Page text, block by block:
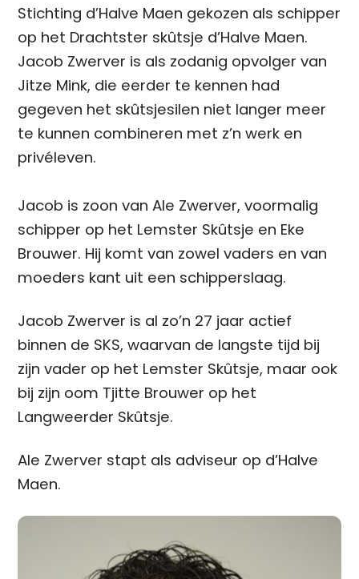
Stichting d’Halve Maen gekozen als schipper
op het Drachtster skûtsje d’Halve Maen.
Jacob Zwerver is als zodanig opvolger van
Jitze Mink, die eerder te kennen had
gegeven het skûtsjesilen niet langer meer
te kunnen combineren met z’n werk en
privéleven.
Jacob is zoon van Ale Zwerver, voormalig
schipper op het Lemster Skûtsje en Eke
Brouwer. Hij komt van zowel vaders en van
moeders kant uit een schipperslaag.
Jacob Zwerver is al zo’n 27 jaar actief
binnen de SKS, waarvan de langste tijd bij
zijn vader op het Lemster Skûtsje, maar ook
bij zijn oom Tjitte Brouwer op het
Langweerder Skûtsje.
Ale Zwerver stapt als adviseur op d’Halve
Maen.